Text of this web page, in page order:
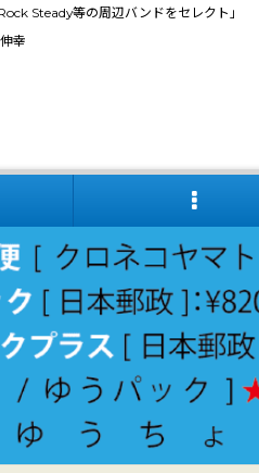
Steady等の周辺バンドをセレクト」
幸